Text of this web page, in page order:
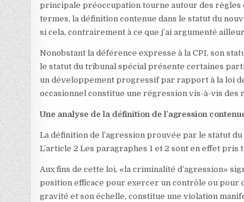
principale préoccupation tourne autour des règles
termes, la définition contenue dans le statut du
si cela, contrairement à ce que j’ai argumenté
Nonobstant la déférence expresse à la CPI, son
le statut du tribunal spécial présente certaines
un développement progressif par rapport à la loi
occasionnel constitue une régression vis-à-vis des
Une analyse de la définition de l’agression
La définition de l’agression prouvée par le statut
L’article 2 Les paragraphes 1 et 2 sont en effet
Aux fins de cette loi, «la criminalité d’agression»
position efficace pour exercer un contrôle ou pour
gravité et son échelle, constitue une violation